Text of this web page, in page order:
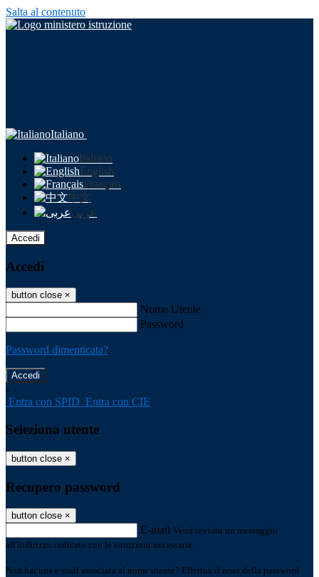
Salta al contenuto
Italiano
Italiano
English
Français
中文
عربى
Accedi
Accedi
button close ×
Nome Utente
Password
Password dimenticata?
-
Entra con SPID Entra con CIE
Seleziona utente
button close ×
Recupero password
button close ×
E-mail Verrà inviato un messaggio
all'indirizzo indicato con le istruzioni necessarie.
Non hai una e-mail associata al nome utente? Effettua il reset della password